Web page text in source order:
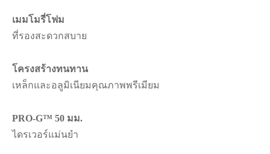
เมมโมรี่โฟม
ที่รองสะดวกสบาย
โครงสร้างทนทาน
เหล็กและอลูมิเนียมคุณภาพพรีเมียม
PRO-G™ 50 มม.
ไดรเวอร์แม่นยำ